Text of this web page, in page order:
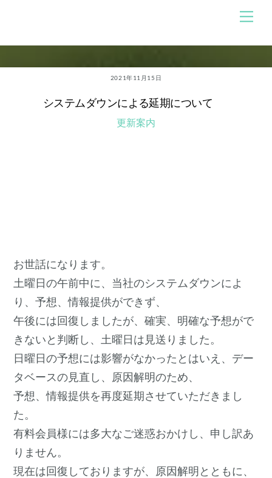
content
メ
ニ
ー
2021年11月15日
システムダウンによる延期について
更新案内
お世話になります。
土曜日の午前中に、当社のシステムダウンによ
り、予想、情報提供ができず、
午後には回復しましたが、確実、明確な予想がで
きないと判断し、土曜日は見送りました。
日曜日の予想には影響がなかったとはいえ、デー
タベースの見直し、原因解明のため、
予想、情報提供を再度延期させていただきまし
た。
有料会員様には多大なご迷惑おかけし、申し訳あ
りません。
現在は回復しておりますが、原因解明とともに、